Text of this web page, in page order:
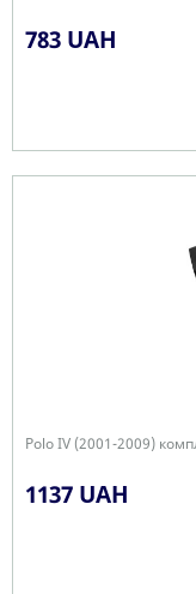
783 UAH
Polo IV (2001-2009)
1137 UAH